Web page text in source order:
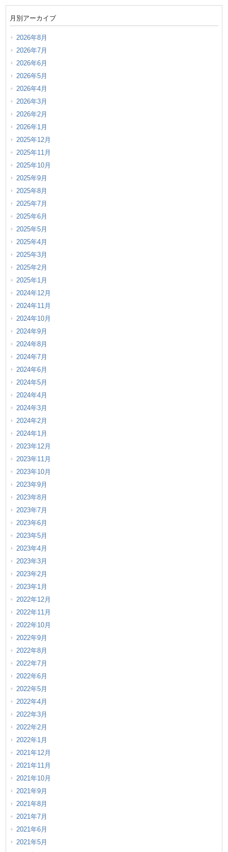
月別アーカイブ
2026年8月
2026年7月
2026年6月
2026年5月
2026年4月
2026年3月
2026年2月
2026年1月
2025年12月
2025年11月
2025年10月
2025年9月
2025年8月
2025年7月
2025年6月
2025年5月
2025年4月
2025年3月
2025年2月
2025年1月
2024年12月
2024年11月
2024年10月
2024年9月
2024年8月
2024年7月
2024年6月
2024年5月
2024年4月
2024年3月
2024年2月
2024年1月
2023年12月
2023年11月
2023年10月
2023年9月
2023年8月
2023年7月
2023年6月
2023年5月
2023年4月
2023年3月
2023年2月
2023年1月
2022年12月
2022年11月
2022年10月
2022年9月
2022年8月
2022年7月
2022年6月
2022年5月
2022年4月
2022年3月
2022年2月
2022年1月
2021年12月
2021年11月
2021年10月
2021年9月
2021年8月
2021年7月
2021年6月
2021年5月